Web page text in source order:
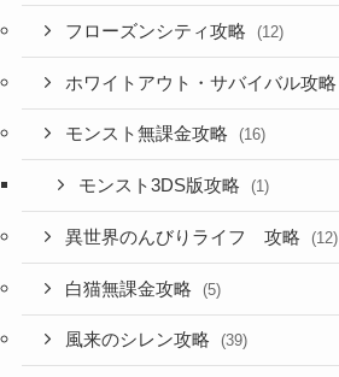
フローズンシティ攻略 (12)
ホワイトアウト・サバイバル攻略
モンスト無課金攻略 (16)
モンスト3DS版攻略 (1)
異世界のんびりライフ 攻略 (12)
白猫無課金攻略 (5)
風来のシレン攻略 (39)